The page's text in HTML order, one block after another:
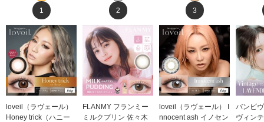
1
loveil（ラヴェール）
Honey trick（ハニー
2
FLANMY フランミー
ミルクプリン 佐々木
3
loveil（ラヴェール） I
nnocent ash イノセン
バンビ
ヴィン